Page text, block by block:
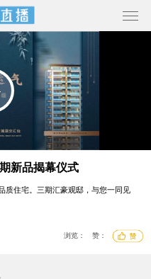
新品揭幕仪式
质住宅。三期汇豪观邸，与您一同见
浏览： 赞：